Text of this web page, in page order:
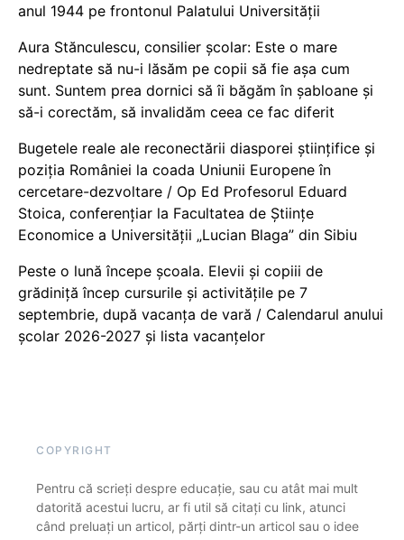
anul 1944 pe frontonul Palatului Universității
Aura Stănculescu, consilier școlar: Este o mare
nedreptate să nu-i lăsăm pe copii să fie așa cum
sunt. Suntem prea dornici să îi băgăm în șabloane și
să-i corectăm, să invalidăm ceea ce fac diferit
Bugetele reale ale reconectării diasporei științifice și
poziția României la coada Uniunii Europene în
cercetare-dezvoltare / Op Ed Profesorul Eduard
Stoica, conferențiar la Facultatea de Științe
Economice a Universității „Lucian Blaga” din Sibiu
Peste o lună începe școala. Elevii și copiii de
grădiniță încep cursurile și activitățile pe 7
septembrie, după vacanța de vară / Calendarul anului
școlar 2026-2027 și lista vacanțelor
COPYRIGHT
Pentru că scrieți despre educație, sau cu atât mai mult
datorită acestui lucru, ar fi util să citați cu link, atunci
când preluați un articol, părți dintr-un articol sau o idee